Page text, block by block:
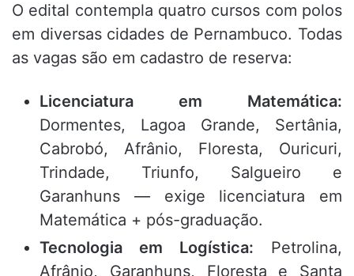
O edital contempla quatro cursos com polos
em diversas cidades de Pernambuco. Todas
as vagas são em cadastro de reserva:
Licenciatura em Matemática:
Dormentes, Lagoa Grande, Sertânia,
Cabrobó, Afrânio, Floresta, Ouricuri,
Trindade, Triunfo, Salgueiro e
Garanhuns — exige licenciatura em
Matemática + pós-graduação.
Tecnologia em Logística: Petrolina,
Afrânio, Garanhuns, Floresta e Santa